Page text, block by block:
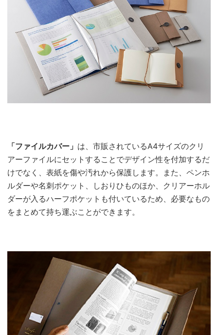
「ファイルカバー」 は、市販されているA4サイズのクリ
アーファイルにセットすることでデザイン性を付加するだ
けでなく、表紙を傷や汚れから保護します。また、ペンホ
ルダーや名刺ポケット、しおりひものほか、クリアーホル
ダーが入るハーフポケットも付いているため、必要なもの
をまとめて持ち運ぶことができます。